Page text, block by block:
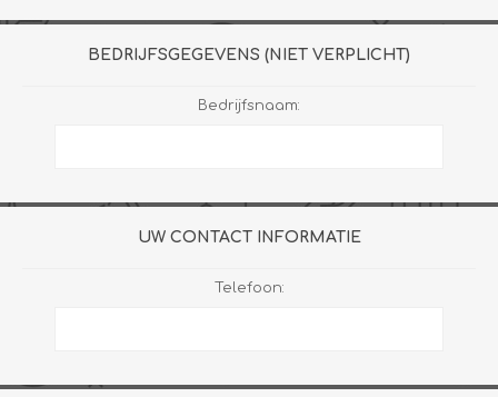
BEDRIJFSGEGEVENS (NIET VERPLICHT)
Bedrijfsnaam:
UW CONTACT INFORMATIE
Telefoon: